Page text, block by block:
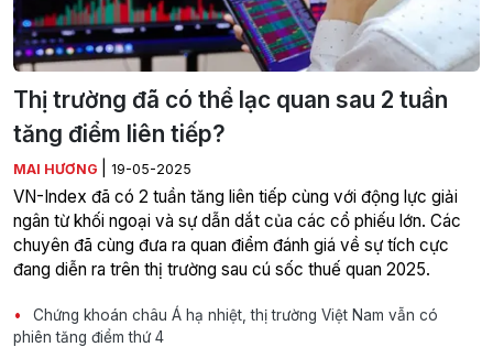
Thị trường đã có thể lạc quan sau 2 tuần
tăng điểm liên tiếp?
MAI HƯƠNG 19-05-2025
VN-Index đã có 2 tuần tăng liên tiếp cùng với động lực giải
ngân từ khối ngoại và sự dẫn dắt của các cổ phiếu lớn. Các
chuyên đã cùng đưa ra quan điểm đánh giá về sự tích cực
đang diễn ra trên thị trường sau cú sốc thuế quan 2025.
Chứng khoán châu Á hạ nhiệt, thị trường Việt Nam vẫn có
phiên tăng điểm thứ 4